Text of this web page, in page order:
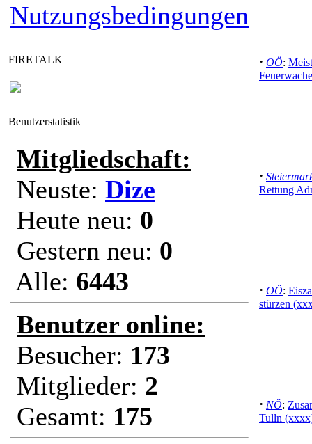
Nutzungsbedingungen
FIRETALK
Benutzerstatistik
Mitgliedschaft:
Neuste: Dize
Heute neu: 0
Gestern neu: 0
Alle: 6443
Benutzer online:
Besucher: 173
Mitglieder: 2
Gesamt: 175
· OÖ:
·
Rettung
· OÖ:
stürzen
· NÖ:
Tulln